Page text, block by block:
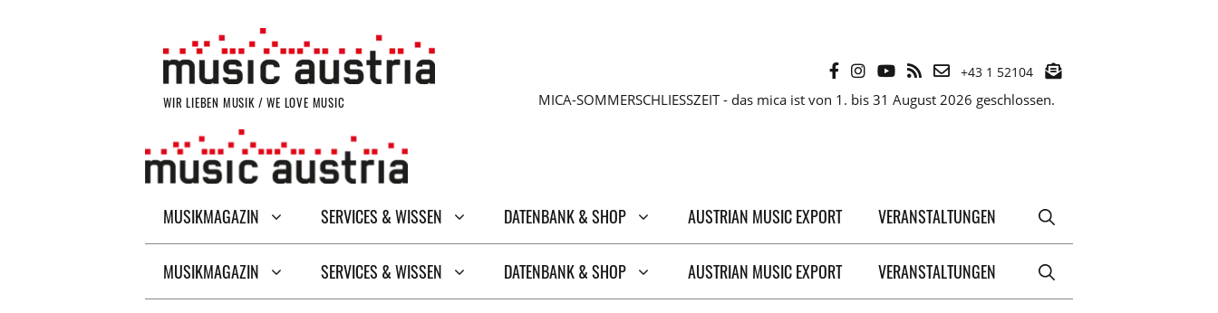
+43 1 52104
WIR LIEBEN MUSIK / WE LOVE MUSIC MICA-SOMMERSCHLIESSZEIT - das mica ist von 1. bis 31 August 2026 geschlossen.
MUSIKMAGAZIN SERVICES & WISSEN DATENBANK & SHOP AUSTRIAN MUSIC EXPORT VERANSTALTUNGEN
MUSIKMAGAZIN SERVICES & WISSEN DATENBANK & SHOP AUSTRIAN MUSIC EXPORT VERANSTALTUNGEN